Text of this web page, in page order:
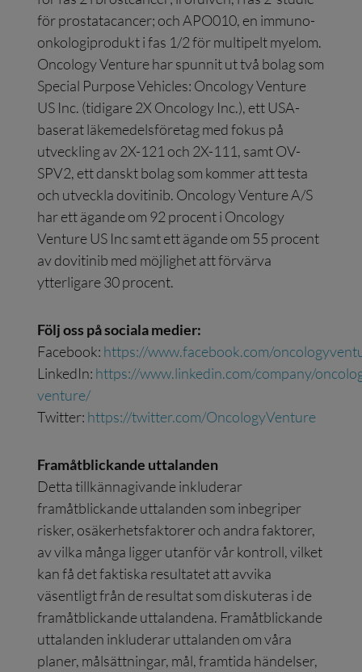
för prostatacancer; och APO010, en immuno-
onkologiprodukt i fas 1/2 för multipelt myelom.
Oncology Venture har spunnit ut två bolag som
Special Purpose Vehicles: Oncology Venture
US Inc. (tidigare 2X Oncology Inc.), ett USA-
baserat läkemedelsföretag med fokus på
utveckling av 2X-121 och 2X-111, samt OV-
SPV2, ett danskt bolag som kommer att testa
och utveckla dovitinib. Oncology Venture A/S
har ett ägande om 92 procent i Oncology
Venture US Inc samt ett ägande om 55 procent
av dovitinib med möjlighet att förvärva
ytterligare 30 procent.
Följ oss på sociala medier:
Facebook: https://www.facebook.com/
LinkedIn: https://www.linkedin.com/company/
venture/
Twitter: https://twitter.com/OncologyVenture
Framåtblickande uttalanden
Detta tillkännagivande inkluderar
framåtblickande uttalanden som inbegriper
risker, osäkerhetsfaktorer och andra faktorer,
av vilka många ligger utanför vår kontroll, vilket
kan få det faktiska resultatet att avvika
väsentligt från de resultat som diskuteras i de
framåtblickande uttalandena. Framåtblickande
uttalanden inkluderar uttalanden om våra
planer, målsättningar, mål, framtida händelser,